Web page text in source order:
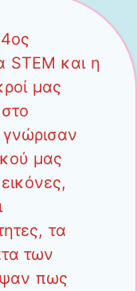
STEM και η
μας
γνώρισαν
μας
τα
των
πως